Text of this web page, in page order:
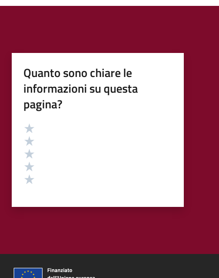
Quanto sono chiare le
informazioni su questa
pagina?
Valutazione